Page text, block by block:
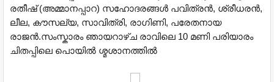
രതീഷ് (അമ്മാനപ്പാറ) സഹോദരങ്ങൾ പവിത്രൻ, ശ്രീധരൻ,
ലീല, കൗസല്യ, സാവിത്രി, രാഗിണി, പരേതനായ
രാജൻ.സംസ്കാരം ഞായറാഴ്ച രാവിലെ 10 മണി പരിയാരം
ചിതപ്പിലെ പൊയിൽ ശ്മശാനത്തിൽ